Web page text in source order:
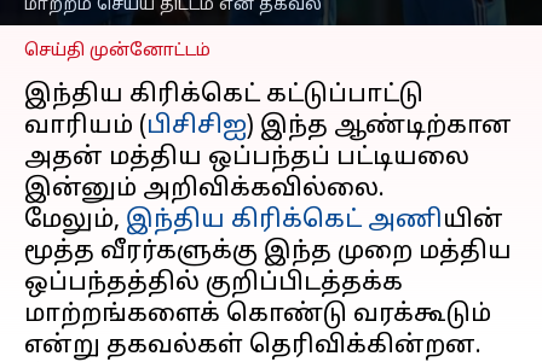
மாற்றம் செய்ய திட்டம் என தகவல்
செய்தி முன்னோட்டம்
இந்திய கிரிக்கெட் கட்டுப்பாட்டு
வாரியம் (பிசிசிஐ) இந்த ஆண்டிற்கான
அதன் மத்திய ஒப்பந்தப் பட்டியலை
இன்னும் அறிவிக்கவில்லை.
மேலும், இந்திய கிரிக்கெட் அணியின்
மூத்த வீரர்களுக்கு இந்த முறை மத்திய
ஒப்பந்தத்தில் குறிப்பிடத்தக்க
மாற்றங்களைக் கொண்டு வரக்கூடும்
என்று தகவல்கள் தெரிவிக்கின்றன.